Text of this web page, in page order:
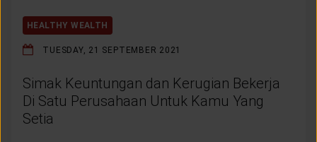
HEALTHY WEALTH
TUESDAY, 21 SEPTEMBER 2021
Simak Keuntungan dan Kerugian Bekerja
Di Satu Perusahaan Untuk Kamu Yang
Setia